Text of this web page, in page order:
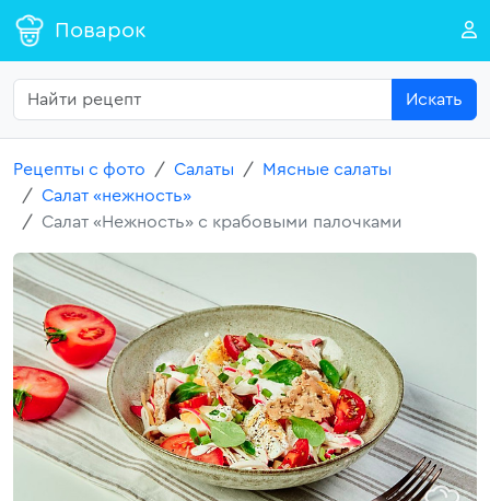
Поварок
Искать
Рецепты с фото Салаты
Мясные салаты
Салат «нежность»
Салат «Нежность» с крабовыми палочками